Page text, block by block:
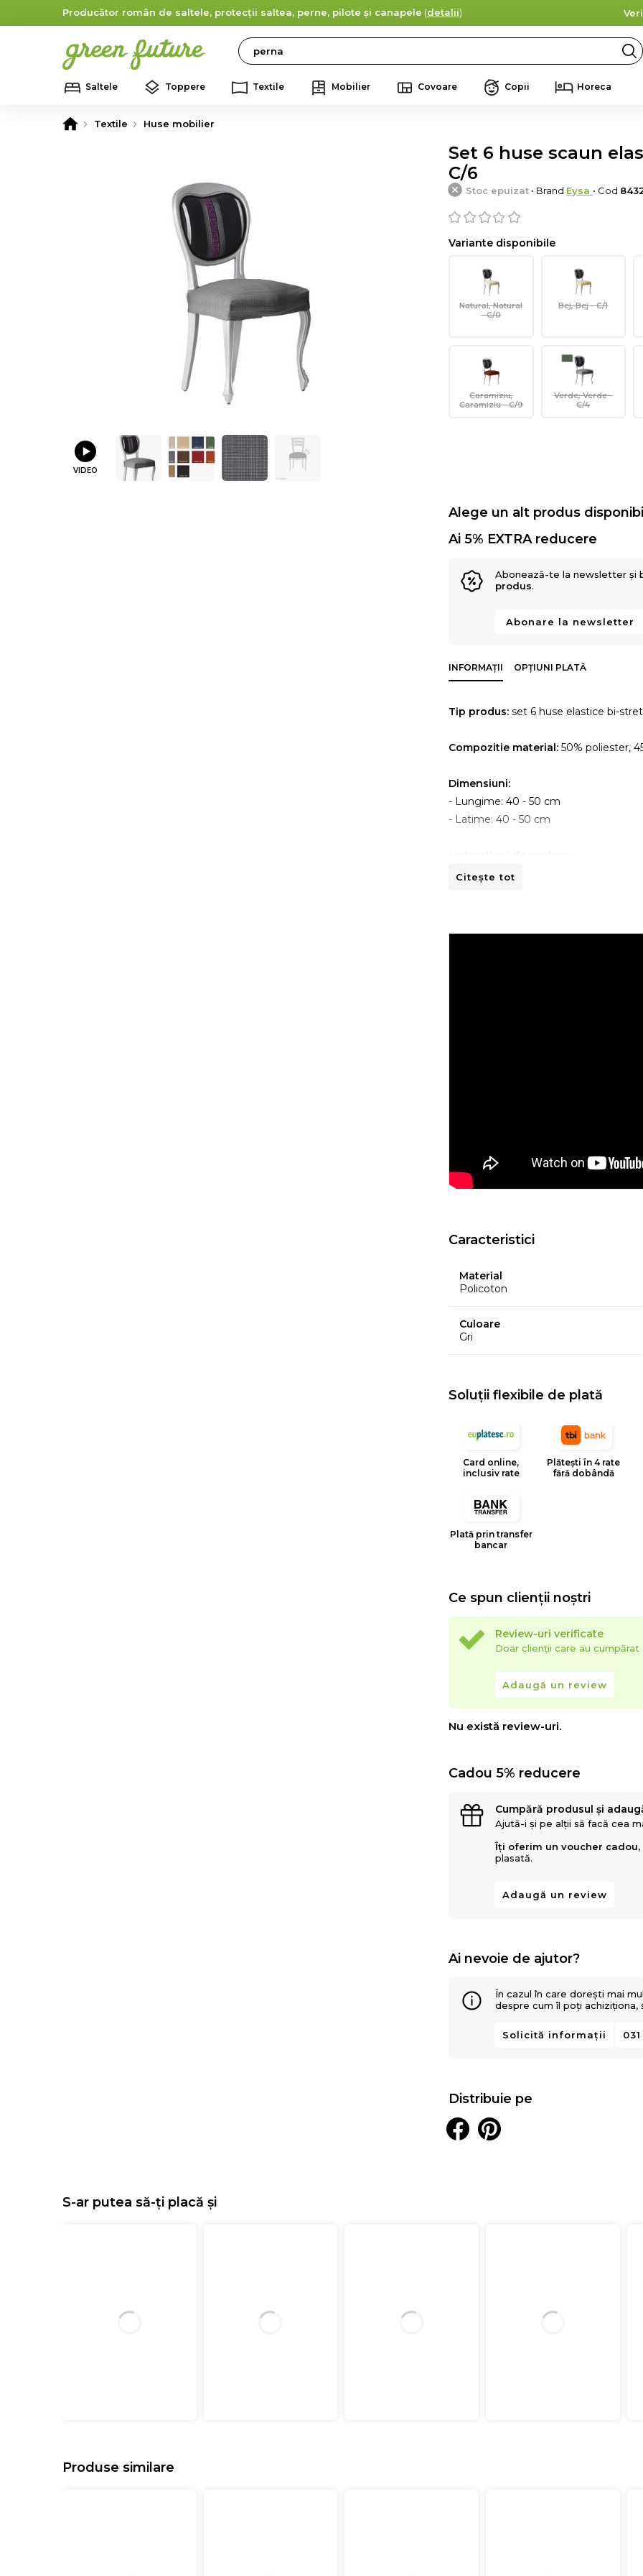
Producător român de saltele, protecții saltea, perne, pilote și canapele (detalii)
Search
Saltele Toppere Textile Mobilier Covoare Copii Horeca
Textile Huse mobilier
VIDEO
Set 6 huse scaun
C/6
Stoc epuizat • Brand Eysa • Cod
Variante disponibile
Natural, Natural
- C/0
Bej, Bej - C/1
Caramiziu,
Caramiziu - C/9
Verde, Verde -
C/4
Alege un alt produs
Ai 5% EXTRA reducere
Abonează-te la newsletter și
produs.
Abonare la newsletter
INFORMAȚII OPȚIUNI PLATĂ
Tip produs: set 6 huse elastice bi-
Compozitie material: 50% poliester,
Dimensiuni:
- Lungime: 40 - 50 cm
- Latime: 40 - 50 cm
- A se curata la masina de spalat la 30ºC.
huselor pentru mobilier. Creativitatea,
determina stilul si traiectoria Eysa inca
Citește tot
Caracteristici
Material
Policoton
Culoare
Gri
Soluții flexibile de plată
Card online,
inclusiv rate
Plătești în 4 rate
fără dobândă
Plată prin transfer
bancar
Ce spun clienții noștri
Review-uri verificate
Doar clienții care au
Adaugă un review
Nu există review-uri.
Cadou 5% reducere
Cumpără produsul și
Ajută-i și pe alții să facă cea
Îți oferim un voucher cadou,
plasată.
Adaugă un review
Ai nevoie de ajutor?
În cazul în care dorești mai
despre cum îl poți achiziționa,
Solicită informații
Distribuie pe
S-ar putea să-ți placă și
Produse similare